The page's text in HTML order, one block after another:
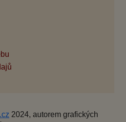
2024, autorem grafických